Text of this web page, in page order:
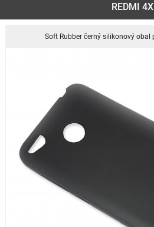
REDMI 4X
Soft Rubber černý silikonový obal